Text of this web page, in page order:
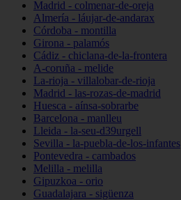
Madrid - colmenar-de-oreja
Almería - láujar-de-andarax
Córdoba - montilla
Girona - palamós
Cádiz - chiclana-de-la-frontera
A-coruña - melide
La-rioja - villalobar-de-rioja
Madrid - las-rozas-de-madrid
Huesca - aínsa-sobrarbe
Barcelona - manlleu
Lleida - la-seu-d39urgell
Sevilla - la-puebla-de-los-infantes
Pontevedra - cambados
Melilla - melilla
Gipuzkoa - orio
Guadalajara - sigüenza